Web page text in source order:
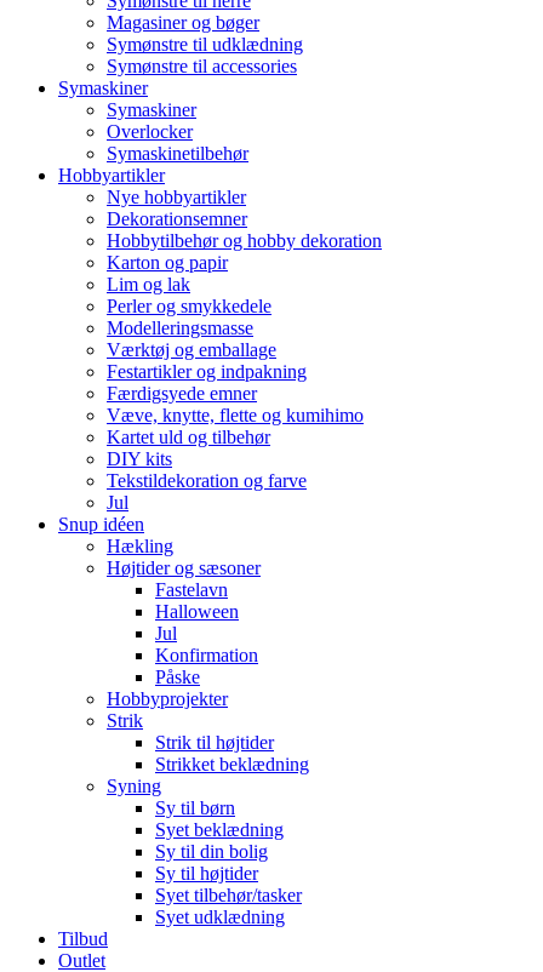
Magasiner og bøger
Symønstre til udklædning
Symønstre til accessories
Symaskiner
Symaskiner
Overlocker
Symaskinetilbehør
Hobbyartikler
Nye hobbyartikler
Dekorationsemner
Hobbytilbehør og hobby dekoration
Karton og papir
Lim og lak
Perler og smykkedele
Modelleringsmasse
Værktøj og emballage
Festartikler og indpakning
Færdigsyede emner
Væve, knytte, flette og kumihimo
Kartet uld og tilbehør
DIY kits
Tekstildekoration og farve
Jul
Snup idéen
Hækling
Højtider og sæsoner
Fastelavn
Halloween
Jul
Konfirmation
Påske
Hobbyprojekter
Strik
Strik til højtider
Strikket beklædning
Syning
Sy til børn
Syet beklædning
Sy til din bolig
Sy til højtider
Syet tilbehør/tasker
Syet udklædning
Tilbud
Outlet